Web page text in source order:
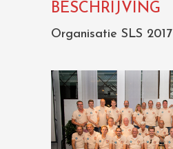
BESCHRIJVING
Organisatie SLS 2017